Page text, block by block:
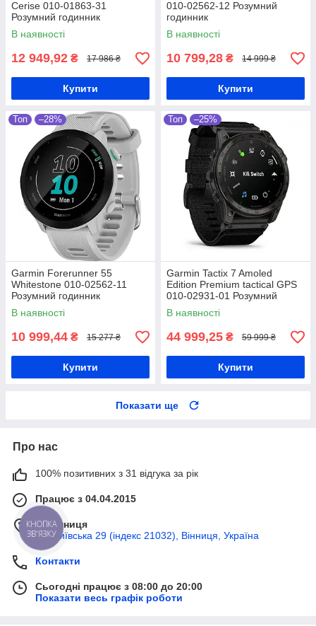
Cerise 010-01863-31
Розумний годинник
В наявності
12 949,92 ₴ 17 986 ₴
Купити
010-02562-12 Розумний
годинник
В наявності
10 799,28 ₴ 14 999 ₴
Купити
Топ –28%
Garmin Forerunner 55
Whitestone 010-02562-11
Розумний годинник
В наявності
10 999,44 ₴ 15 277 ₴
Купити
Топ –25%
Garmin Tactix 7 Amoled
Edition Premium tactical GPS
010-02931-01 Розумний
годинник
В наявності
44 999,25 ₴ 59 999 ₴
Купити
Показати ще
Про нас
100% позитивних з 31 відгука за рік
Працює з 04.04.2015
м. Вінниця
вул Київська 29 (індекс 21032), Вінниця, Україна
Контакти
Сьогодні працює з 08:00 до 20:00
Показати весь графік роботи
КНОПКА
ЗВ'ЯЗКУ